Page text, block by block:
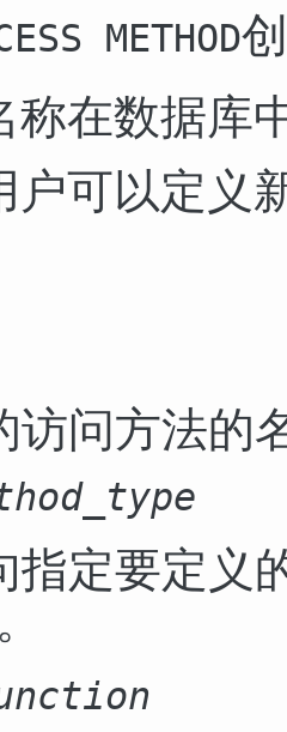
METHOD
称在数据库
户可以定义
访问方法的
指定要定义
。